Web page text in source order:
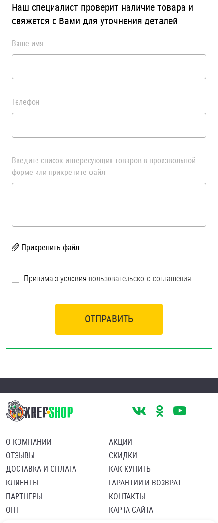
Наш специалист проверит наличие товара и
свяжется с Вами для уточнения деталей
Ваше имя
Телефон
Введите список интересующих товаров в произвольной
форме или прикрепите файл
Прикрепить файл
Принимаю условия пользовательского соглашения
ОТПРАВИТЬ
О КОМПАНИИ
ОТЗЫВЫ
ДОСТАВКА И ОПЛАТА
КЛИЕНТЫ
ПАРТНЕРЫ
ОПТ
АКЦИИ
СКИДКИ
КАК КУПИТЬ
ГАРАНТИИ И ВОЗВРАТ
КОНТАКТЫ
КАРТА САЙТА